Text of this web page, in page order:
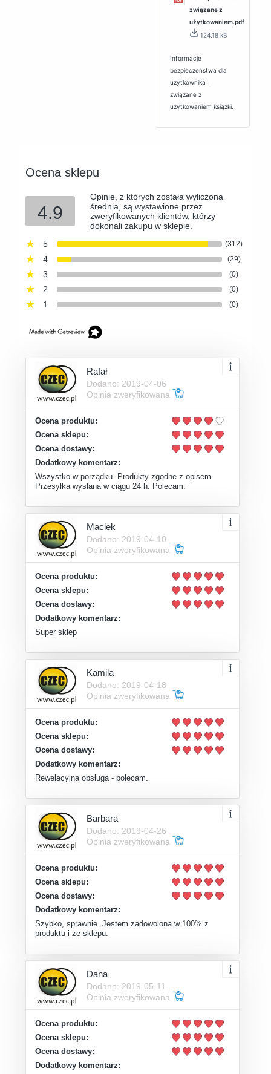
związane z
użytkowaniem.pdf
124.18 kB
Informacje
bezpieczeństwa dla
użytkownika ‒
związane z
użytkowaniem książki.
Ocena sklepu
4.9
Opinie, z których została wyliczona
średnia, są wystawione przez
zweryfikowanych klientów, którzy
dokonali zakupu w sklepie.
5
(312)
4 (29)
3 (0)
2 (0)
1 (0)
Rafał
Dodano: 2019-04-06
Opinia zweryfikowana
Ocena produktu:
Ocena sklepu:
Ocena dostawy:
Dodatkowy komentarz:
Wszystko w porządku. Produkty zgodne z opisem.
Przesyłka wysłana w ciągu 24 h. Polecam.
Maciek
Dodano: 2019-04-10
Opinia zweryfikowana
Ocena produktu:
Ocena sklepu:
Ocena dostawy:
Dodatkowy komentarz:
Super sklep
Kamila
Dodano: 2019-04-18
Opinia zweryfikowana
Ocena produktu:
Ocena sklepu:
Ocena dostawy:
Dodatkowy komentarz:
Rewelacyjna obsługa - polecam.
Barbara
Dodano: 2019-04-26
Opinia zweryfikowana
Ocena produktu:
Ocena sklepu:
Ocena dostawy:
Dodatkowy komentarz:
Szybko, sprawnie. Jestem zadowolona w 100% z
produktu i ze sklepu.
Dana
Dodano: 2019-05-11
Opinia zweryfikowana
Ocena produktu:
Ocena sklepu:
Ocena dostawy:
Dodatkowy komentarz: